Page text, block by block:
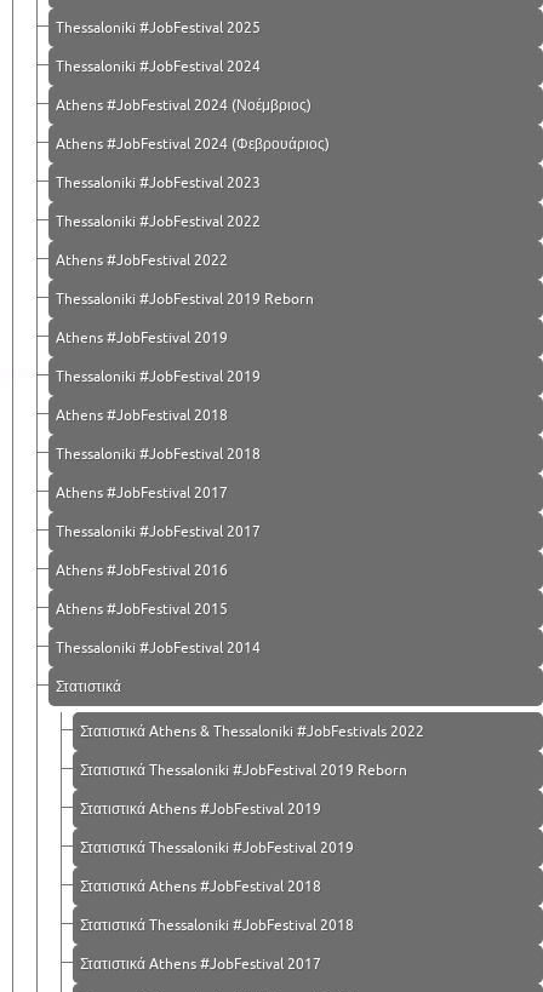
Thessaloniki #JobFestival 2025
Thessaloniki #JobFestival 2024
Athens #JobFestival 2024 (Νοέμβριος)
Athens #JobFestival 2024 (Φεβρουάριος)
Thessaloniki #JobFestival 2023
Thessaloniki #JobFestival 2022
Athens #JobFestival 2022
Thessaloniki #JobFestival 2019 Reborn
Athens #JobFestival 2019
Thessaloniki #JobFestival 2019
Athens #JobFestival 2018
Thessaloniki #JobFestival 2018
Athens #JobFestival 2017
Τhessaloniki #JobFestival 2017
Athens #JobFestival 2016
Athens #JobFestival 2015
Thessaloniki #JobFestival 2014
Στατιστικά
Στατιστικά Athens & Thessaloniki #JobFestivals 2022
Στατιστικά Thessaloniki #JobFestival 2019 Reborn
Στατιστικά Athens #JobFestival 2019
Στατιστικά Thessaloniki #JobFestival 2019
Στατιστικά Athens #JobFestival 2018
Στατιστικά Thessaloniki #JobFestival 2018
Στατιστικά Athens #JobFestival 2017